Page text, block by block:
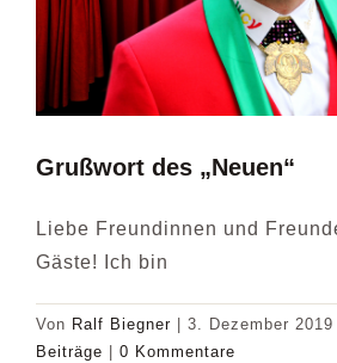
Grußwort des „Neuen“
Liebe Freundinnen und
Gäste! Ich bin
Von Ralf Biegner 3. Dezember 2019
Beiträge
0 Kommentare